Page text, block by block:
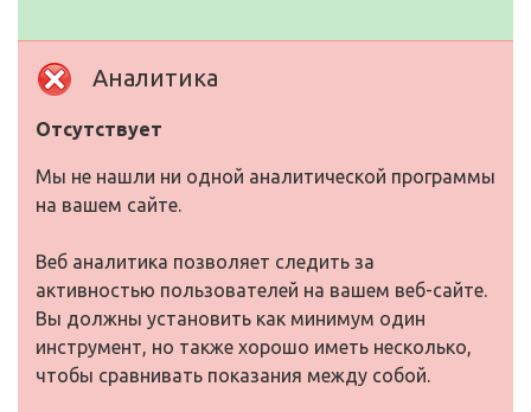
Аналитика
Отсутствует
Мы не нашли ни одной аналитической программы
на вашем сайте.
Веб аналитика позволяет следить за
активностью пользователей на вашем веб-сайте.
Вы должны установить как минимум один
инструмент, но также хорошо иметь несколько,
чтобы сравнивать показания между собой.